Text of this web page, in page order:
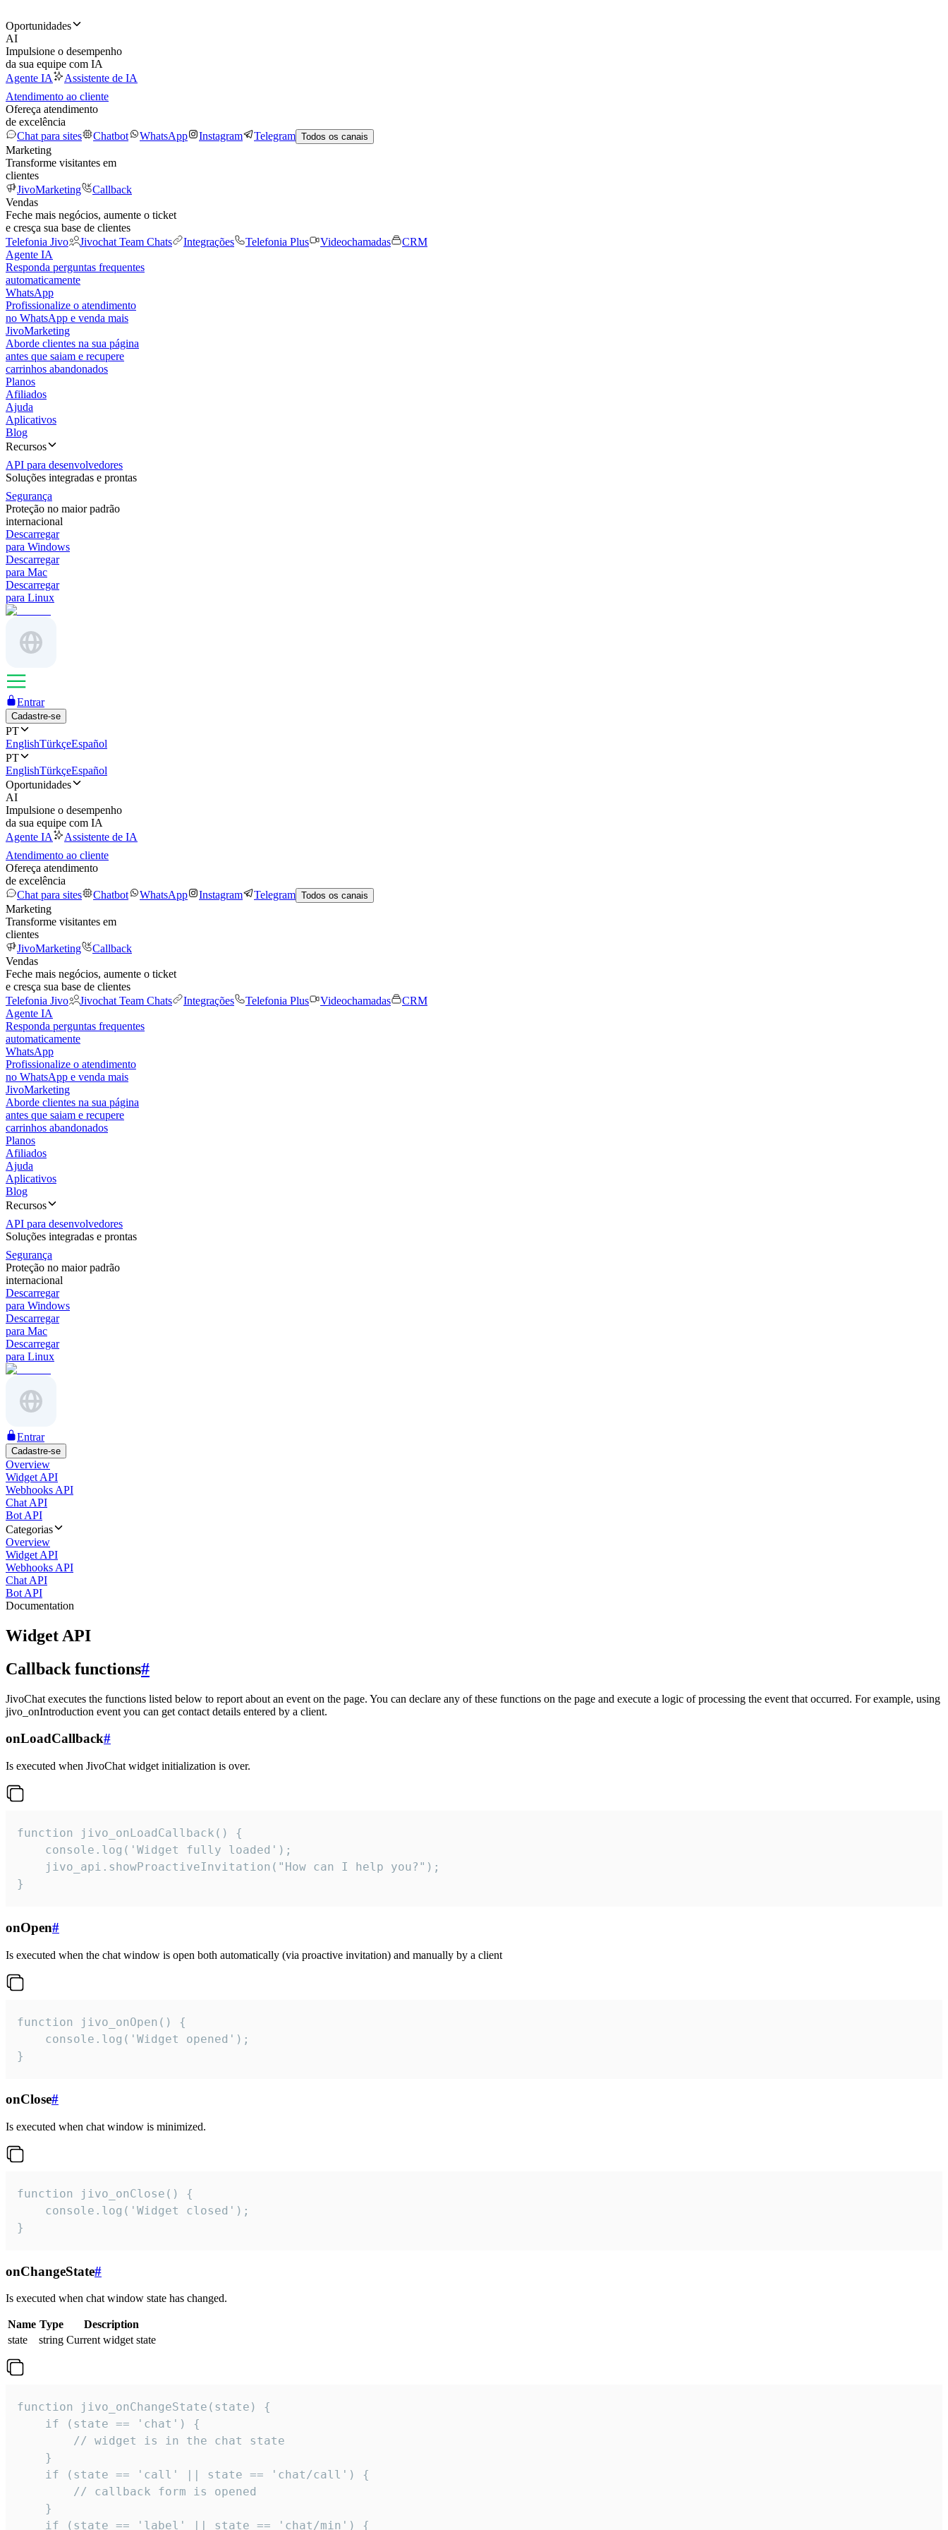
Oportunidades
AI
Impulsione o desempenho
da sua equipe com IA
Agente IA
Assistente de IA
Atendimento ao cliente
Ofereça atendimento
de excelência
Chat para sites
Chatbot WhatsApp Instagram Telegram Todos os canais
Marketing
Transforme visitantes em
clientes
JivoMarketing
Callback
Vendas
Feche mais negócios, aumente o ticket
e cresça sua base de clientes
Telefonia Jivo
Jivochat Team Chats Integrações Telefonia Plus Videochamadas
CRM
Agente IA
Responda perguntas frequentes
automaticamente
WhatsApp
Profissionalize o atendimento
no WhatsApp e venda mais
JivoMarketing
Aborde clientes na sua página
antes que saiam e recupere
carrinhos abandonados
Planos
Afiliados
Ajuda
Aplicativos
Blog
Recursos
API para desenvolvedores
Soluções integradas e prontas
Segurança
Proteção no maior padrão
internacional
Descarregar
para Windows
Descarregar
para Mac
Descarregar
para Linux
Entrar
Cadastre-se
PT
EnglishTürkçeEspañol
PT
EnglishTürkçeEspañol
Oportunidades
AI
Impulsione o desempenho
da sua equipe com IA
Agente IA
Assistente de IA
Atendimento ao cliente
Ofereça atendimento
de excelência
Chat para sites
Chatbot WhatsApp Instagram Telegram Todos os canais
Marketing
Transforme visitantes em
clientes
JivoMarketing
Callback
Vendas
Feche mais negócios, aumente o ticket
e cresça sua base de clientes
Telefonia Jivo
Jivochat Team Chats Integrações Telefonia Plus Videochamadas
CRM
Agente IA
Responda perguntas frequentes
automaticamente
WhatsApp
Profissionalize o atendimento
no WhatsApp e venda mais
JivoMarketing
Aborde clientes na sua página
antes que saiam e recupere
carrinhos abandonados
Planos
Afiliados
Ajuda
Aplicativos
Blog
Recursos
API para desenvolvedores
Soluções integradas e prontas
Segurança
Proteção no maior padrão
internacional
Descarregar
para Windows
Descarregar
para Mac
Descarregar
para Linux
Entrar
Cadastre-se
Overview
Widget API
Webhooks API
Chat API
Bot API
Categorias
Overview
Widget API
Webhooks API
Chat API
Bot API
Documentation
Widget API
Callback functions#
JivoChat executes the functions listed below to report about an event on the page. You can declare any of these functions on the page and execute a logic of processing the event that occurred. For example, using
jivo_onIntroduction event you can get contact details entered by a client.
onLoadCallback#
Is executed when JivoChat widget initialization is over.
function jivo_onLoadCallback() {
    console.log('Widget fully loaded');
    jivo_api.showProactiveInvitation("How can I help you?");
}
onOpen#
Is executed when the chat window is open both automatically (via proactive invitation) and manually by a client
function jivo_onOpen() {
    console.log('Widget opened');
}
onClose#
Is executed when chat window is minimized.
function jivo_onClose() {
    console.log('Widget closed');
}
onChangeState#
Is executed when chat window state has changed.
Name Type
Description
state
string Current widget state
function jivo_onChangeState(state) {
    if (state == 'chat') {
        // widget is in the chat state
    }
    if (state == 'call' || state == 'chat/call') {
        // callback form is opened
    }
    if (state == 'label' || state == 'chat/min') {